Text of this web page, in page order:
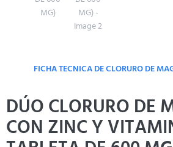
FICHA TECNICA DE CLORURO DE
DÚO CLORURO DE
CON ZINC Y